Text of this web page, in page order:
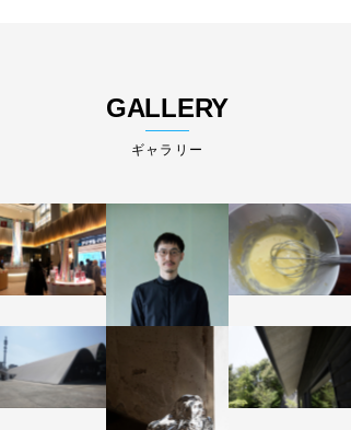
GALLERY
ギャラリー